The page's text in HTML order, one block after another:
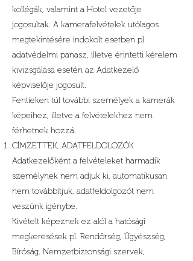
kollégák, valamint a Hotel vezetője
jogosultak. A kamerafelvételek utólagos
megtekintésére indokolt esetben pl.
adatvédelmi panasz, illetve érintetti kérelem
kivizsgálása esetén az Adatkezelő
képviselője jogosult.
Fentieken túl további személyek a kamerák
képeihez, illetve a felvételekhez nem
férhetnek hozzá.
CÍMZETTEK, ADATFELDOLOZÓK
Adatkezelőként a felvételeket harmadik
személynek nem adjuk ki, automatikusan
nem továbbítjuk, adatfeldolgozót nem
veszünk igénybe.
Kivételt képeznek ez alól a hatósági
megkeresések pl. Rendőrség, Ügyészség,
Bíróság, Nemzetbiztonsági szervek,